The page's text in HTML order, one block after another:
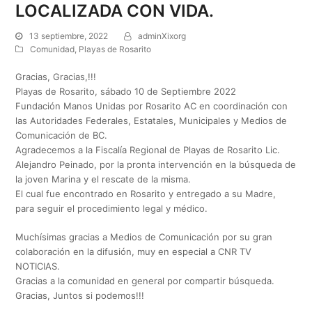
LOCALIZADA CON VIDA.
13 septiembre, 2022
adminXixorg
Comunidad, Playas de Rosarito
Gracias, Gracias,!!!
Playas de Rosarito, sábado 10 de Septiembre 2022
Fundación Manos Unidas por Rosarito AC en coordinación con
las Autoridades Federales, Estatales, Municipales y Medios de
Comunicación de BC.
Agradecemos a la Fiscalía Regional de Playas de Rosarito Lic.
Alejandro Peinado, por la pronta intervención en la búsqueda de
la joven Marina y el rescate de la misma.
El cual fue encontrado en Rosarito y entregado a su Madre,
para seguir el procedimiento legal y médico.
Muchísimas gracias a Medios de Comunicación por su gran
colaboración en la difusión, muy en especial a CNR TV
NOTICIAS.
Gracias a la comunidad en general por compartir búsqueda.
Gracias, Juntos si podemos!!!